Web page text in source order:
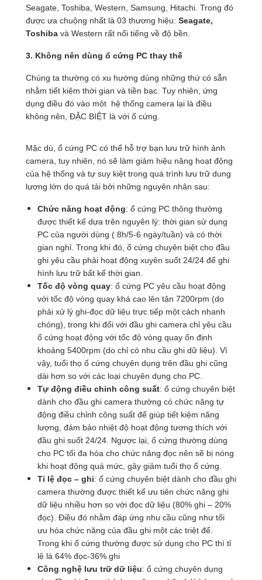
Seagate, Toshiba, Western, Samsung, Hitachi. Trong đó
được ưa chuộng nhất là 03 thương hiệu: Seagate,
Toshiba và Western rất nổi tiếng về độ bền.
3. Không nên dùng ổ cứng PC thay thế
Chúng ta thường có xu hướng dùng những thứ có sẵn
nhằm tiết kiệm thời gian và tiền bạc. Tuy nhiên, ứng
dụng điều đó vào một hệ thống camera lại là điều
không nên, ĐẶC BIỆT là với ổ cứng.
Mặc dù, ổ cứng PC có thể hỗ trợ bạn lưu trữ hình ảnh
camera, tuy nhiên, nó sẽ làm giảm hiệu năng hoạt động
của hệ thống và tự suy kiệt trong quá trình lưu trữ dung
lượng lớn do quá tải bởi những nguyên nhân sau:
Chức năng hoạt động: ổ cứng PC thông thường
được thiết kế dựa trên nguyên lý: thời gian sử dụng
PC của người dùng ( 8h/5-6 ngày/tuần) và có thời
gian nghỉ. Trong khi đó, ổ cứng chuyên biệt cho đầu
ghi yêu cầu phải hoạt động xuyên suốt 24/24 để ghi
hình lưu trữ bất kể thời gian.
Tốc độ vòng quay: ổ cứng PC yêu cầu hoạt động
với tốc độ vòng quay khá cao lên tận 7200rpm (do
phải xử lý ghi-đọc dữ liệu trực tiếp một cách nhanh
chóng), trong khi đối với đầu ghi camera chỉ yêu cầu
ổ cứng hoạt động với tốc độ vòng quay ổn định
khoảng 5400rpm (do chỉ có nhu cầu ghi dữ liệu). Vì
vậy, tuổi thọ ổ cứng chuyên dụng trên đầu ghi cũng
dài hơn so với các loại chuyên dụng cho PC.
Tự động điều chỉnh công suất: ổ cứng chuyên biệt
dành cho đầu ghi camera thường có chức năng tự
động điều chỉnh công suất để giúp tiết kiệm năng
lượng, đảm bảo nhiệt độ hoạt động tương thích với
đầu ghi suốt 24/24. Ngược lại, ổ cứng thường dùng
cho PC tối đa hóa cho chức năng đọc nên sẽ bị nóng
khi hoạt động quá mức, gây giảm tuổi thọ ổ cứng.
Tỉ lệ đọc – ghi: ổ cứng chuyên biệt dành cho đầu ghi
camera thường được thiết kế ưu tiên chức năng ghi
dữ liệu nhiều hơn so với đọc dữ liệu (80% ghi – 20%
đọc). Điều đó nhằm đáp ứng nhu cầu cũng như tối
ưu hóa chức năng của đầu ghi một các triệt để.
Trong khi ổ cứng thường được sử dụng cho PC thì tỉ
lệ là 64% đọc-36% ghi
Công nghệ lưu trữ dữ liệu: ổ cứng chuyên dụng